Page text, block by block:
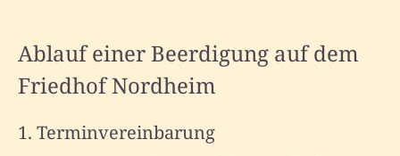
Ablauf einer Beerdigung auf dem
Friedhof Nordheim
1. Terminvereinbarung